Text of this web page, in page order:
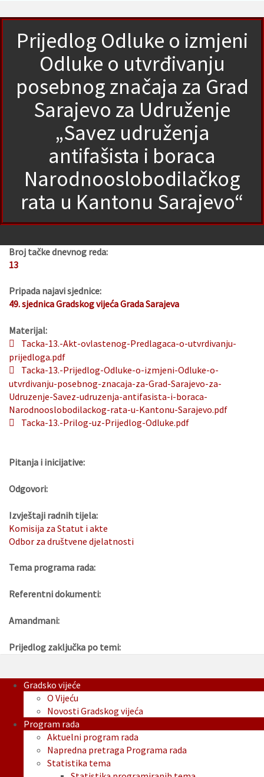
Prijedlog Odluke o izmjeni
Odluke o utvrđivanju
posebnog značaja za Grad
Sarajevo za Udruženje
„Savez udruženja
antifašista i boraca
Narodnooslobodilačkog
rata u Kantonu Sarajevo“
Broj tačke dnevnog reda:
13
Pripada najavi sjednice:
49. sjednica Gradskog vijeća Grada Sarajeva
Materijal:
Tacka-13.-Akt-ovlastenog-Predlagaca-o-utvrdivanju-
prijedloga.pdf
Tacka-13.-Prijedlog-Odluke-o-izmjeni-Odluke-o-
utvrdivanju-posebnog-znacaja-za-Grad-Sarajevo-za-
Udruzenje-Savez-udruzenja-antifasista-i-boraca-
Narodnooslobodilackog-rata-u-Kantonu-Sarajevo.pdf
Tacka-13.-Prilog-uz-Prijedlog-Odluke.pdf
Pitanja i inicijative:
Odgovori:
Izvještaji radnih tijela:
Komisija za Statut i akte
Odbor za društvene djelatnosti
Tema programa rada:
Referentni dokumenti:
Amandmani:
Prijedlog zaključka po temi:
Gradsko vijeće
O Vijeću
Novosti Gradskog vijeća
Program rada
Aktuelni program rada
Napredna pretraga Programa rada
Statistika tema